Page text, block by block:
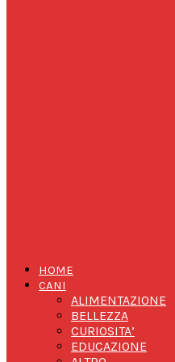
HOME
CANI
ALIMENTAZIONE
BELLEZZA
CURIOSITA’
EDUCAZIONE